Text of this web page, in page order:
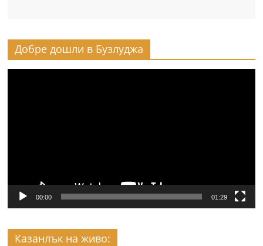
Добре дошли в Бузлуджа
00:00 01:29
Казанлък на живо: